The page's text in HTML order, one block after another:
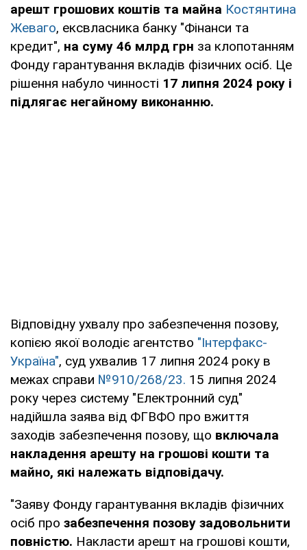
арешт грошових коштів та майна Костянтина
Жеваго, ексвласника банку "Фінанси та
кредит", на суму 46 млрд грн за клопотанням
Фонду гарантування вкладів фізичних осіб. Це
рішення набуло чинності 17 липня 2024 року і
підлягає негайному виконанню.
Відповідну ухвалу про забезпечення позову,
копією якої володіє агентство "Інтерфакс-
Україна", суд ухвалив 17 липня 2024 року в
межах справи №910/268/23. 15 липня 2024
року через систему "Електронний суд"
надійшла заява від ФГВФО про вжиття
заходів забезпечення позову, що включала
накладення арешту на грошові кошти та
майно, які належать відповідачу.
"Заяву Фонду гарантування вкладів фізичних
осіб про забезпечення позову задовольнити
повністю. Накласти арешт на грошові кошти,